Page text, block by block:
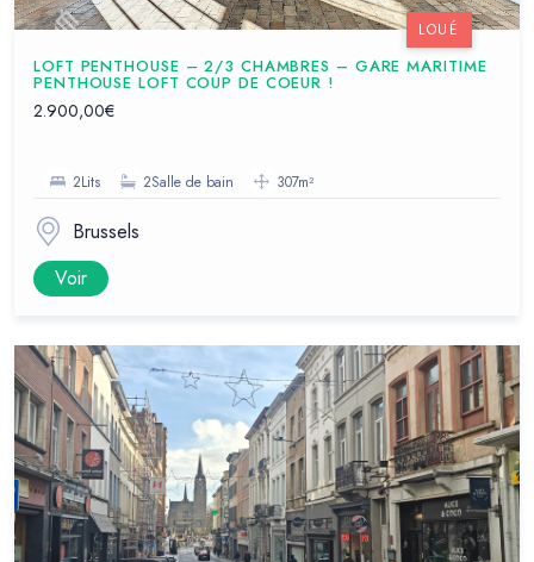
LOFT PENTHOUSE – 2/3 CHAMBRES – GARE MARITIME
PENTHOUSE LOFT COUP DE COEUR !
2.900,00€
2Lits 2Salle de bain 307m²
Brussels
Voir
LOUÉ